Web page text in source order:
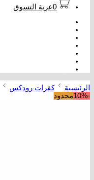
0عربة التسوق
الرئيسية كفرات رودكس
-10%
محدود